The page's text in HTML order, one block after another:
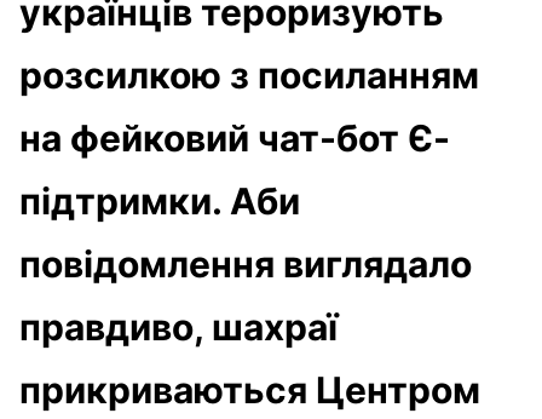
українців тероризують
розсилкою з посиланням
на фейковий чат-бот Є-
підтримки. Аби
повідомлення виглядало
правдиво, шахраї
прикриваються Центром